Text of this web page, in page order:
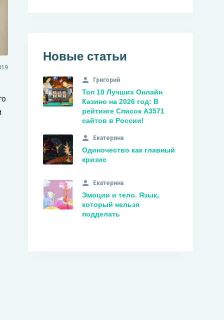
Новые статьи
Григорий
Топ 10 Лучших Онлайн
Казино на 2026 год: В
рейтинге Список A3571
сайтов в России!
Екатерина
Одиночество как главный
кризис
Екатерина
Эмоции и тело. Язык,
который нельзя
подделать